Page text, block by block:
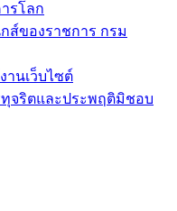
รโลก
ส์ของราชการ กรม
านเว็บไซต์
ทุจริตและประพฤติมิชอบ